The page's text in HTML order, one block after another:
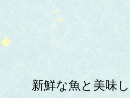
新鮮な魚と美味